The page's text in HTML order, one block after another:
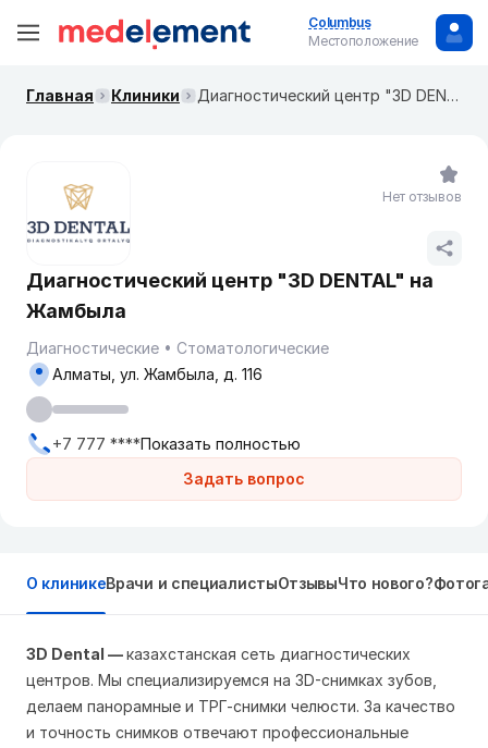
Columbus
Местоположение
Главная Клиники Диагностический центр "3D DENTAL" на Жамбыла
Диагностический центр "3D DENTAL" на
Жамбыла
Диагностические Стоматологические
Задать вопрос
Алматы, ул. Жамбыла, д. 116
+7 777 ****Показать полностью
Нет отзывов
О клиникеВрачи и специалистыОтзывыЧто нового?
3D Dental —казахстанская сеть диагностических
центров. Мы специализируемся на 3D-снимках зубов,
делаем панорамные и ТРГ-снимки челюсти. За качество
и точность снимков отвечают профессиональные